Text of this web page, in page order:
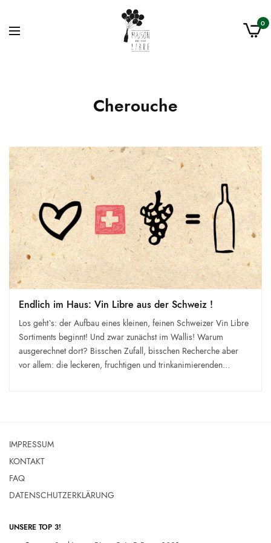
0
Cherouche
Endlich im Haus: Vin Libre aus der Schweiz !
Los geht`s: der Aufbau eines kleinen, feinen Schweizer Vin Libre
Sortiments beginnt! Und zwar zunächst im Wallis! Warum
ausgerechnet dort? Bisschen Zufall, bisschen Recherche aber
vor allem: die leckeren, fruchtigen und trinkanimierenden…
IMPRESSUM
KONTAKT
FAQ
DATENSCHUTZERKLÄRUNG
UNSERE TOP 3!